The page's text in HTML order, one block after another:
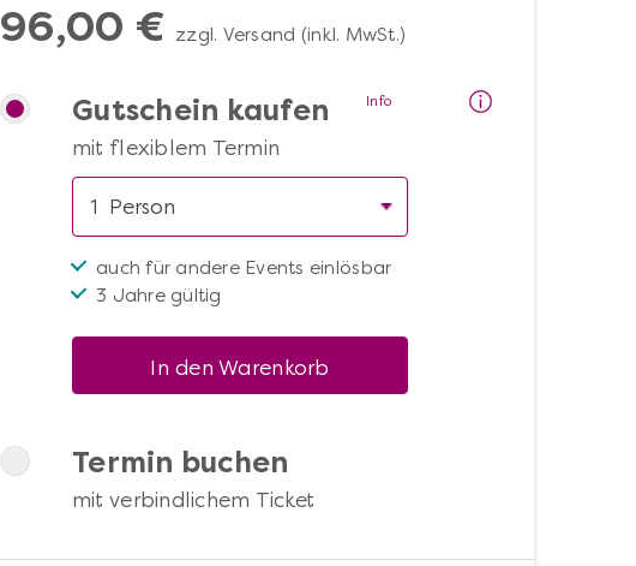
96,00 € zzgl. Versand (inkl. MwSt.)
Gutschein kaufen
mit flexiblem Termin
auch für andere Events einlösbar
3 Jahre gültig
In den Warenkorb
Termin buchen
mit verbindlichem Ticket
Info